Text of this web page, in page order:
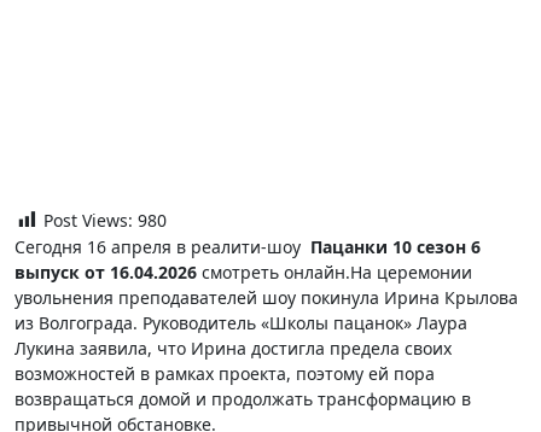
Post Views: 980
Сегодня 16 апреля в реалити-шоу Пацанки 10 сезон 6
выпуск от 16.04.2026 смотреть онлайн.На церемонии
увольнения преподавателей шоу покинула Ирина Крылова
из Волгограда. Руководитель «Школы пацанок» Лаура
Лукина заявила, что Ирина достигла предела своих
возможностей в рамках проекта, поэтому ей пора
возвращаться домой и продолжать трансформацию в
привычной обстановке.